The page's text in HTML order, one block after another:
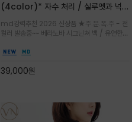
(4color)* 자수 처리 / 실루엣과 넉넉
셜 숄더백
md강력추천 2026 신상품 ★주.문.폭.주 - 전
컬러 발송중~~ 베라노바 시그닌쳐 백 / 유연한
설계로 어깨의 피로도를 낮춰 편안한 착용/가볍
리 숄더백
39,000원